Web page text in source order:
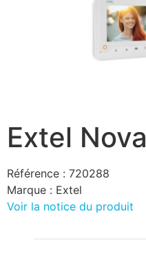
Extel Nova
Référence : 720288
Marque : Extel
Voir la notice du produit